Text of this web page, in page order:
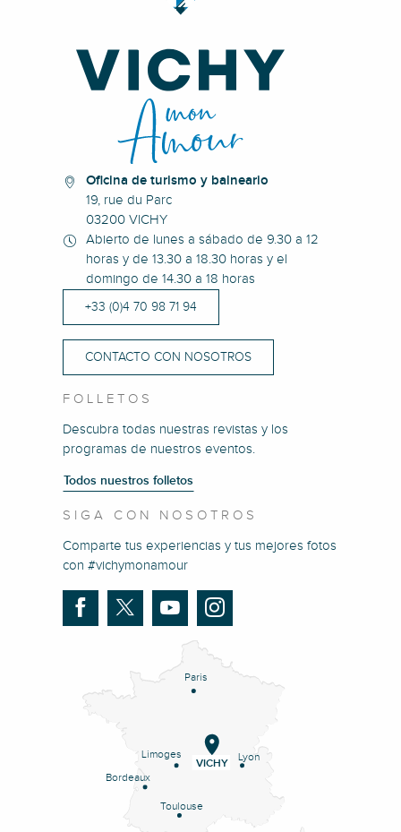
Oficina de turismo y balneario
19, rue du Parc
03200 VICHY
Abierto de lunes a sábado de 9.30 a 12
horas y de 13.30 a 18.30 horas y el
domingo de 14.30 a 18 horas
+33 (0)4 70 98 71 94
CONTACTO CON NOSOTROS
FOLLETOS
Descubra todas nuestras revistas y los
programas de nuestros eventos.
Todos nuestros folletos
SIGA CON NOSOTROS
Comparte tus experiencias y tus mejores fotos
con #vichymonamour
Paris
Lyon
Limoges
Bordeaux
Toulouse
VICHY